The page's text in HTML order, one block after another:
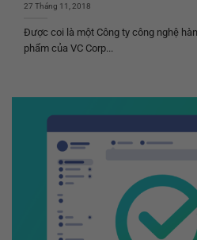
27 Tháng 11, 2018
Được coi là một Công ty công nghệ
phẩm của VC Corp...